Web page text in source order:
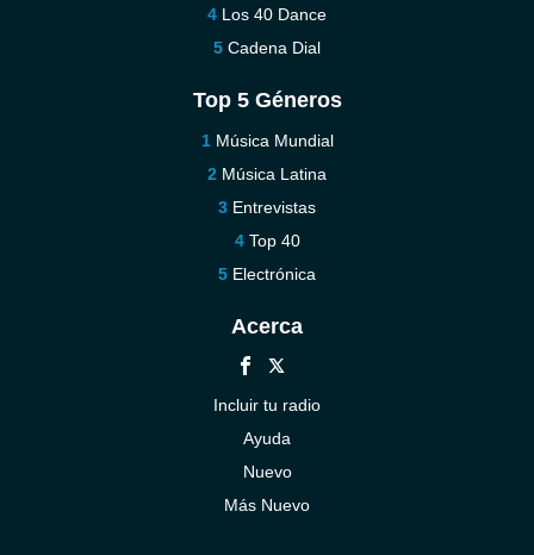
Los 40 Dance
Cadena Dial
Top 5 Géneros
Música Mundial
Música Latina
Entrevistas
Top 40
Electrónica
Acerca
Incluir tu radio
Ayuda
Nuevo
Más Nuevo